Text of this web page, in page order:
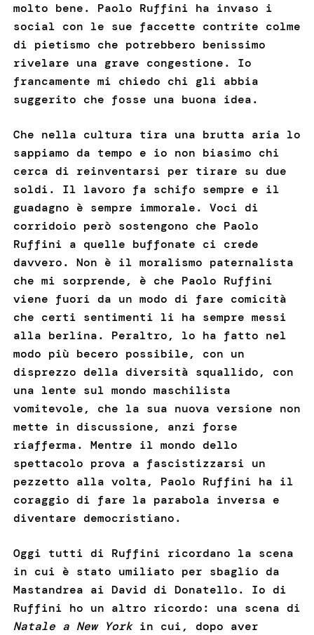
molto bene. Paolo Ruffini ha invaso i
social con le sue faccette contrite colme
di pietismo che potrebbero benissimo
rivelare una grave congestione. Io
francamente mi chiedo chi gli abbia
suggerito che fosse una buona idea.
Che nella cultura tira una brutta aria lo
sappiamo da tempo e io non biasimo chi
cerca di reinventarsi per tirare su due
soldi. Il lavoro fa schifo sempre e il
guadagno è sempre immorale. Voci di
corridoio però sostengono che Paolo
Ruffini a quelle buffonate ci crede
davvero. Non è il moralismo paternalista
che mi sorprende, è che Paolo Ruffini
viene fuori da un modo di fare comicità
che certi sentimenti li ha sempre messi
alla berlina. Peraltro, lo ha fatto nel
modo più becero possibile, con un
disprezzo della diversità squallido, con
una lente sul mondo maschilista
vomitevole, che la sua nuova versione non
mette in discussione, anzi forse
riafferma. Mentre il mondo dello
spettacolo prova a fascistizzarsi un
pezzetto alla volta, Paolo Ruffini ha il
coraggio di fare la parabola inversa e
diventare democristiano.
Oggi tutti di Ruffini ricordano la scena
in cui è stato umiliato per sbaglio da
Mastandrea ai David di Donatello. Io di
Ruffini ho un altro ricordo: una scena di
Natale a New Yorkin cui, dopo aver